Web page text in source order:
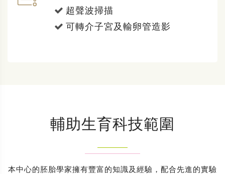
超聲波掃描
可轉介子宮及輸卵管造影
輔助生育科技範圍
本中心的胚胎學家擁有豐富的知識及經驗，配合先進的實驗